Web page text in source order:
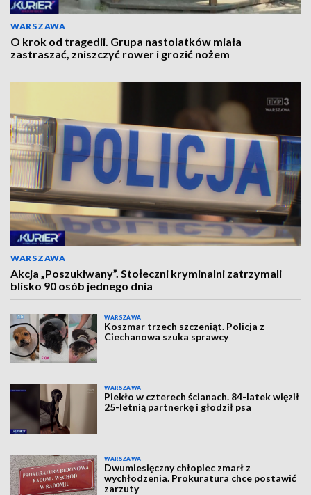
WARSZAWA
O krok od tragedii. Grupa nastolatków miała
zastraszać, zniszczyć rower i grozić nożem
WARSZAWA
Akcja „Poszukiwany”. Stołeczni kryminalni zatrzymali
blisko 90 osób jednego dnia
WARSZAWA
Koszmar trzech szczeniąt. Policja z
Ciechanowa szuka sprawcy
WARSZAWA
Piekło w czterech ścianach. 84-latek więził
25-letnią partnerkę i głodził psa
WARSZAWA
Dwumiesięczny chłopiec zmarł z
wychłodzenia. Prokuratura chce postawić
zarzuty